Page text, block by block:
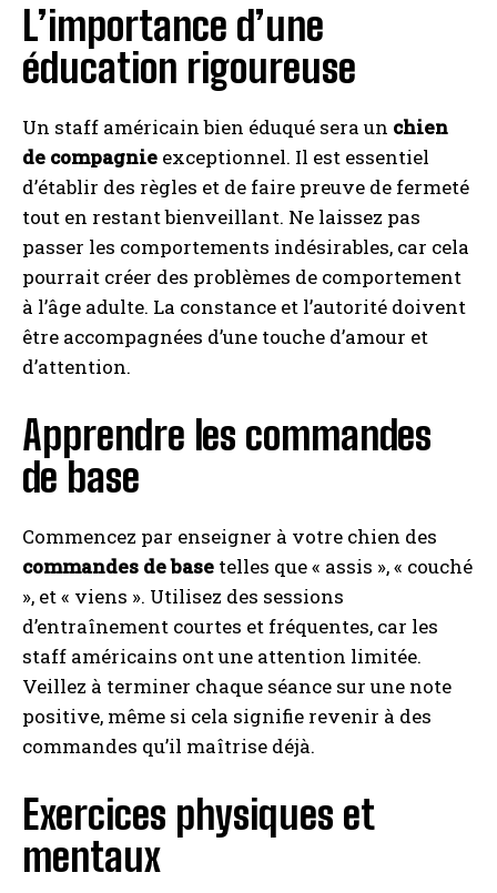
L’importance d’une
éducation rigoureuse
Un staff américain bien éduqué sera un chien
de compagnie exceptionnel. Il est essentiel
d’établir des règles et de faire preuve de fermeté
tout en restant bienveillant. Ne laissez pas
passer les comportements indésirables, car cela
pourrait créer des problèmes de comportement
à l’âge adulte. La constance et l’autorité doivent
être accompagnées d’une touche d’amour et
d’attention.
Apprendre les commandes
de base
Commencez par enseigner à votre chien des
commandes de base telles que « assis », « couché
», et « viens ». Utilisez des sessions
d’entraînement courtes et fréquentes, car les
staff américains ont une attention limitée.
Veillez à terminer chaque séance sur une note
positive, même si cela signifie revenir à des
commandes qu’il maîtrise déjà.
Exercices physiques et
mentaux